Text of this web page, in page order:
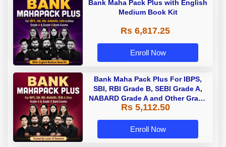
Bank Maha Pack Plus with English
Medium Book Kit
Rs 6,817.25
Enroll Now
Bank Maha Pack Plus For IBPS,
SBI, RBI Grade B, SEBI Grade A,
NABARD Grade A and Other Grade
A & Grade B Bank Exams
Rs 5,112.50
Enroll Now